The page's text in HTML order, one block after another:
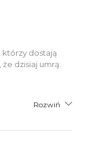
którzy dostają
dzisiaj umrą.
Rozwiń